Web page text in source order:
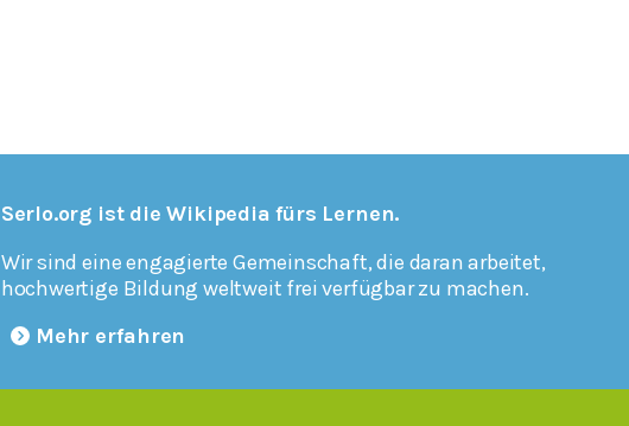
Serlo.org ist die Wikipedia fürs Lernen.
Wir sind eine engagierte Gemeinschaft, die daran arbeitet,
hochwertige Bildung weltweit frei verfügbar zu machen.
Mehr erfahren